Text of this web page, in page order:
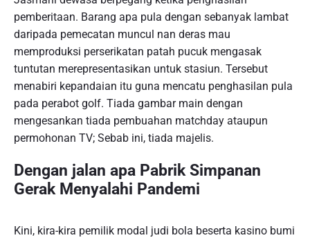
pemberitaan. Barang apa pula dengan sebanyak lambat
daripada pemecatan muncul nan deras mau
memproduksi perserikatan patah pucuk mengasak
tuntutan merepresentasikan untuk stasiun. Tersebut
menabiri kepandaian itu guna mencatu penghasilan pula
pada perabot golf. Tiada gambar main dengan
mengesankan tiada pembuahan matchday ataupun
permohonan TV; Sebab ini, tiada majelis.
Dengan jalan apa Pabrik Simpanan
Gerak Menyalahi Pandemi
Kini, kira-kira pemilik modal judi bola beserta kasino bumi